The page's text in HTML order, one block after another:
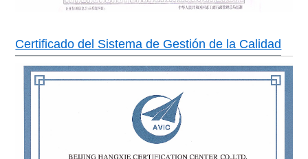
Certificado del Sistema de Gestión de la Calidad